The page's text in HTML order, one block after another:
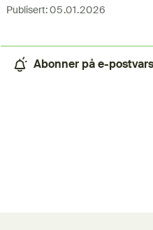
Publisert: 05.01.2026
Abonner på e-